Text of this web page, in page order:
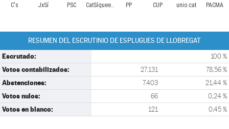
C's JxSí PSC CatSíqueesPot PP CUP unio.cat PACMA
RESUMEN DEL ESCRUTINIO DE ESPLUGUES DE LLOBREGAT
Escrutado: 100 %
Votos contabilizados: 27.131 78,56 %
Abstenciones: 7.403 21,44 %
Votos nulos: 66 0,24 %
Votos en blanco: 121 0,45 %